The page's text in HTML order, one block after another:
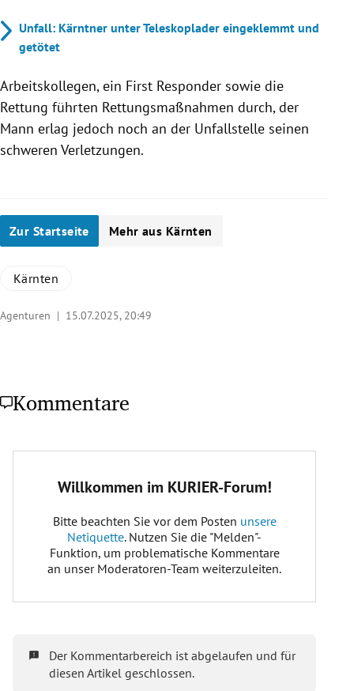
Unfall: Kärntner unter Teleskoplader eingeklemmt und
getötet
Arbeitskollegen, ein First Responder sowie die
Rettung führten Rettungsmaßnahmen durch, der
Mann erlag jedoch noch an der Unfallstelle seinen
schweren Verletzungen.
Zur Startseite Mehr aus Kärnten
Kärnten
Agenturen | 15.07.2025, 20:49
Kommentare